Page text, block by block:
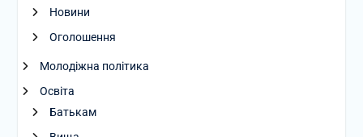
Новини
Оголошення
Молодіжна політика
Освіта
Батькам